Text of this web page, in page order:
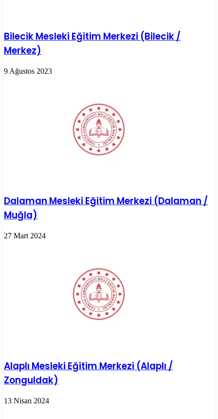
Bilecik Mesleki Eğitim Merkezi (Bilecik /
Merkez)
9 Ağustos 2023
Dalaman Mesleki Eğitim Merkezi (Dalaman /
Muğla)
27 Mart 2024
Alaplı Mesleki Eğitim Merkezi (Alaplı /
Zonguldak)
13 Nisan 2024